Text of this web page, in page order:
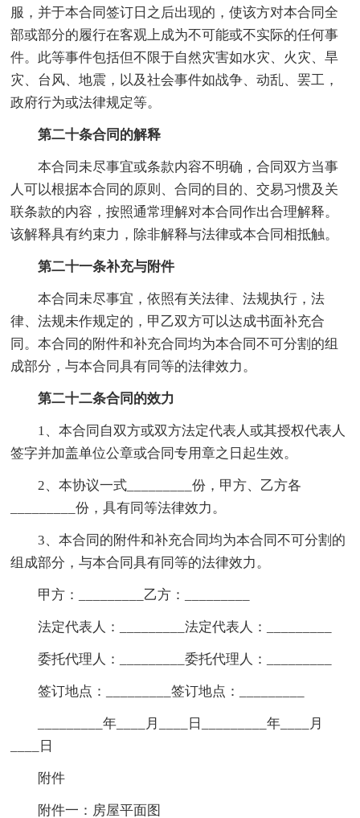
服，并于本合同签订日之后出现的，使该方对本合同全
部或部分的履行在客观上成为不可能或不实际的任何事
件。此等事件包括但不限于自然灾害如水灾、火灾、旱
灾、台风、地震，以及社会事件如战争、动乱、罢工，
政府行为或法律规定等。
第二十条合同的解释
本合同未尽事宜或条款内容不明确，合同双方当事
人可以根据本合同的原则、合同的目的、交易习惯及关
联条款的内容，按照通常理解对本合同作出合理解释。
该解释具有约束力，除非解释与法律或本合同相抵触。
第二十一条补充与附件
本合同未尽事宜，依照有关法律、法规执行，法
律、法规未作规定的，甲乙双方可以达成书面补充合
同。本合同的附件和补充合同均为本合同不可分割的组
成部分，与本合同具有同等的法律效力。
第二十二条合同的效力
1、本合同自双方或双方法定代表人或其授权代表人
签字并加盖单位公章或合同专用章之日起生效。
2、本协议一式_________份，甲方、乙方各
_________份，具有同等法律效力。
3、本合同的附件和补充合同均为本合同不可分割的
组成部分，与本合同具有同等的法律效力。
甲方：_________乙方：_________
法定代表人：_________法定代表人：_________
委托代理人：_________委托代理人：_________
签订地点：_________签订地点：_________
_________年____月____日_________年____月
____日
附件
附件一：房屋平面图